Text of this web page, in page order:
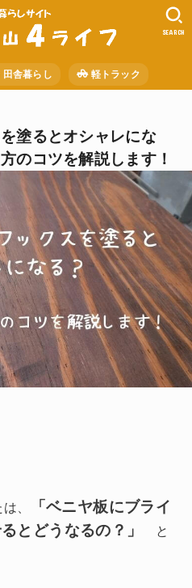
田舎暮らし 軽トラック
SEARCH
塗るとオシャレにな
のコツを解説します！
、
「ベニヤ板にブライ
とどうなるの？」
と